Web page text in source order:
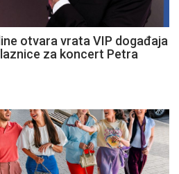
otvara vrata VIP događaja
za koncert Petra